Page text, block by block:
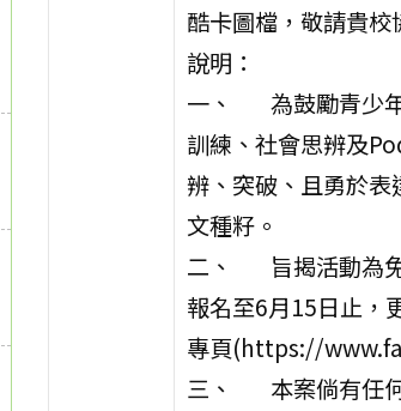
酷卡圖檔，敬請貴校
說明：
一、 為鼓勵青少年
訓練、社會思辨及
辨、突破、且勇於
文種籽。
二、 旨揭活動為免
報名至6月15日止，
專頁(https://
三、 本案倘有任何